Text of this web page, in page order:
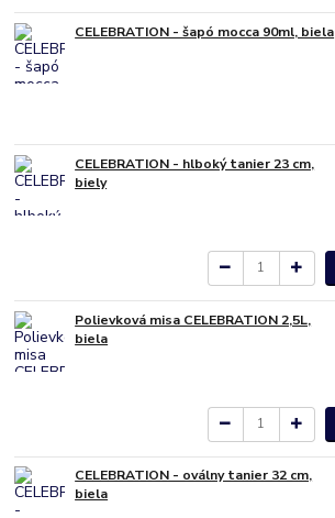
CELEBRATION - šapó mocca 90ml, biela
CELEBRATION - hlboký tanier 23 cm,
biely
Polievková misa CELEBRATION 2,5L,
biela
CELEBRATION - oválny tanier 32 cm,
biela